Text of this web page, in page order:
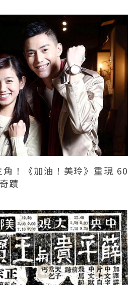
！《加油！美玲》重現 60
蹟